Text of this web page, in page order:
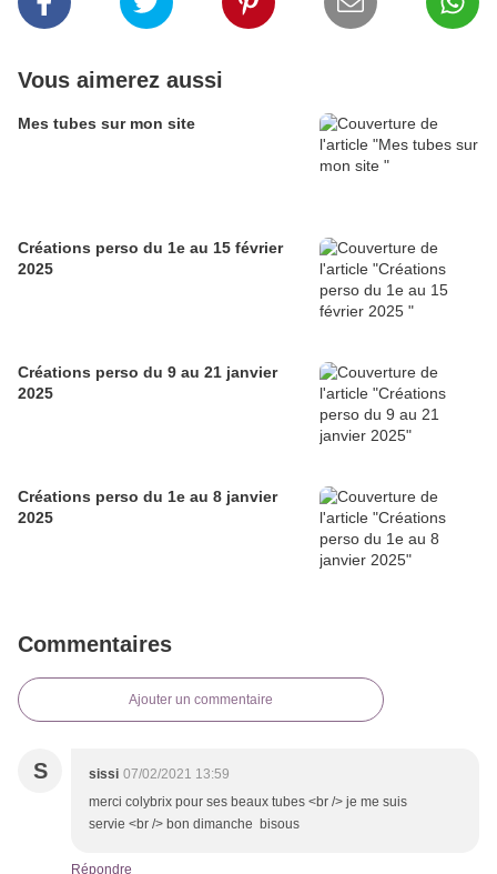
Vous aimerez aussi
Mes tubes sur mon site
Créations perso du 1e au 15 février
2025
Créations perso du 9 au 21 janvier
2025
Créations perso du 1e au 8 janvier
2025
Commentaires
Ajouter un commentaire
S sissi 07/02/2021 13:59
merci colybrix pour ses beaux tubes <br /> je me suis
servie <br /> bon dimanche bisous
Répondre